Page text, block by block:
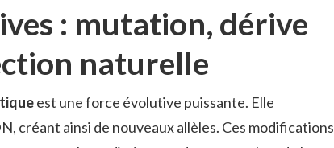
: mutation, dérive
naturelle
est une force évolutive puissante. Elle
créant ainsi de nouveaux allèles. Ces modifications